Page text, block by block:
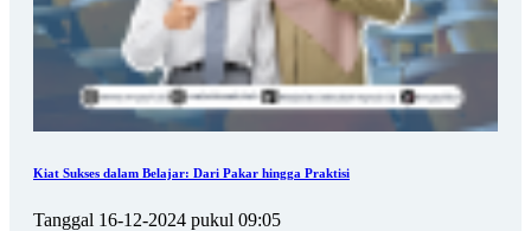
Kiat Sukses dalam Belajar: Dari Pakar hingga Praktisi
Tanggal 16-12-2024 pukul 09:05